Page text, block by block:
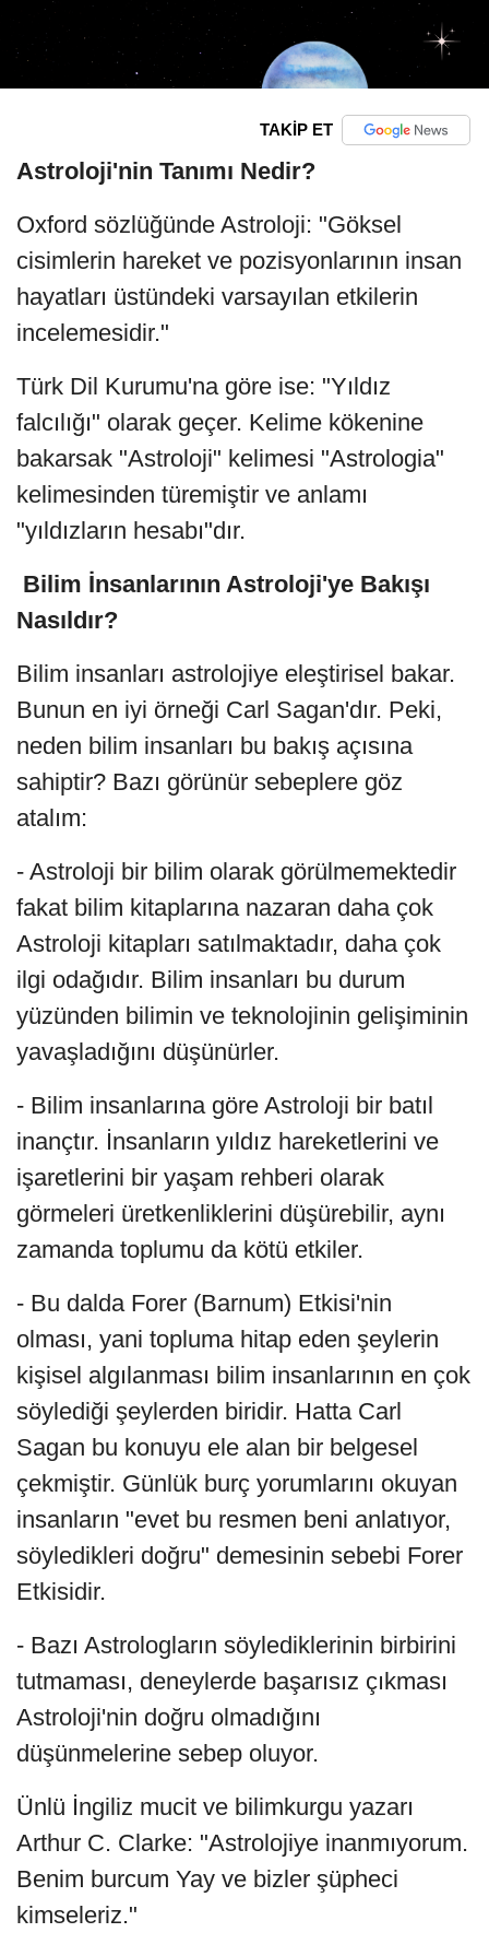
TAKİP ET
Astroloji'nin Tanımı Nedir?
Oxford sözlüğünde Astroloji: "Göksel
cisimlerin hareket ve pozisyonlarının insan
hayatları üstündeki varsayılan etkilerin
incelemesidir."
Türk Dil Kurumu'na göre ise: "Yıldız
falcılığı" olarak geçer. Kelime kökenine
bakarsak "Astroloji" kelimesi "Astrologia"
kelimesinden türemiştir ve anlamı
"yıldızların hesabı"dır.
Bilim İnsanlarının Astroloji'ye Bakışı
Nasıldır?
Bilim insanları astrolojiye eleştirisel bakar.
Bunun en iyi örneği Carl Sagan'dır. Peki,
neden bilim insanları bu bakış açısına
sahiptir? Bazı görünür sebeplere göz
atalım:
- Astroloji bir bilim olarak görülmemektedir
fakat bilim kitaplarına nazaran daha çok
Astroloji kitapları satılmaktadır, daha çok
ilgi odağıdır. Bilim insanları bu durum
yüzünden bilimin ve teknolojinin gelişiminin
yavaşladığını düşünürler.
- Bilim insanlarına göre Astroloji bir batıl
inançtır. İnsanların yıldız hareketlerini ve
işaretlerini bir yaşam rehberi olarak
görmeleri üretkenliklerini düşürebilir, aynı
zamanda toplumu da kötü etkiler.
- Bu dalda Forer (Barnum) Etkisi'nin
olması, yani topluma hitap eden şeylerin
kişisel algılanması bilim insanlarının en çok
söylediği şeylerden biridir. Hatta Carl
Sagan bu konuyu ele alan bir belgesel
çekmiştir. Günlük burç yorumlarını okuyan
insanların "evet bu resmen beni anlatıyor,
söyledikleri doğru" demesinin sebebi Forer
Etkisidir.
- Bazı Astrologların söylediklerinin birbirini
tutmaması, deneylerde başarısız çıkması
Astroloji'nin doğru olmadığını
düşünmelerine sebep oluyor.
Ünlü İngiliz mucit ve bilimkurgu yazarı
Arthur C. Clarke: "Astrolojiye inanmıyorum.
Benim burcum Yay ve bizler şüpheci
kimseleriz."